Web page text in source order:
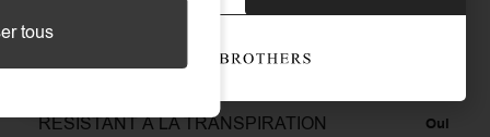
TAILLE DU BRACELET (CM)
RÉSISTANT À LA TRANSPIRATION Oui
tous